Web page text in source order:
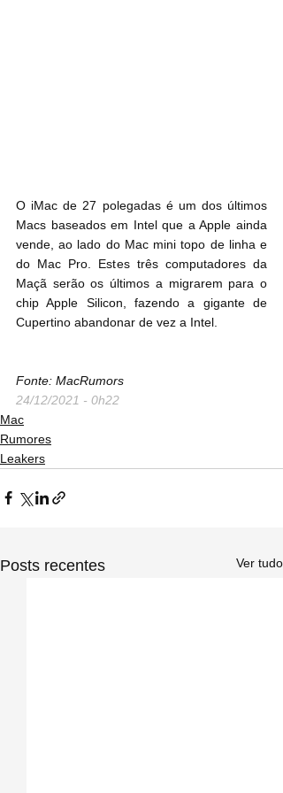
O iMac de 27 polegadas é um dos últimos
Macs baseados em Intel que a Apple ainda
vende, ao lado do Mac mini topo de linha e
do Mac Pro. Estes três computadores da
Maçã serão os últimos a migrarem para o
chip Apple Silicon, fazendo a gigante de
Cupertino abandonar de vez a Intel.
Fonte: MacRumors
24/12/2021 - 0h22
Mac
Rumores
Leakers
Posts recentes Ver tudo